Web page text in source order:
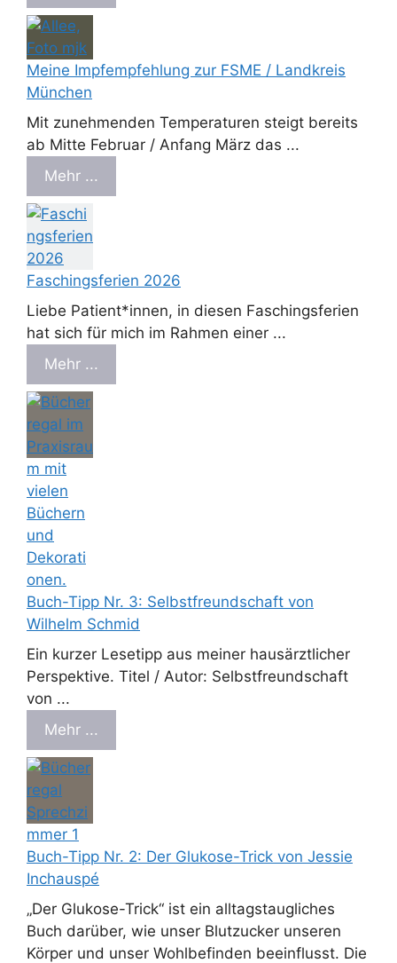
Meine Impfempfehlung zur FSME / Landkreis
München
Mit zunehmenden Temperaturen steigt bereits
ab Mitte Februar / Anfang März das ...
Mehr ...
Faschingsferien 2026
Liebe Patient*innen, in diesen Faschingsferien
hat sich für mich im Rahmen einer ...
Mehr ...
Buch-Tipp Nr. 3: Selbstfreundschaft von
Wilhelm Schmid
Ein kurzer Lesetipp aus meiner hausärztlicher
Perspektive. Titel / Autor: Selbstfreundschaft
von ...
Mehr ...
Buch-Tipp Nr. 2: Der Glukose-Trick von Jessie
Inchauspé
„Der Glukose-Trick“ ist ein alltagstaugliches
Buch darüber, wie unser Blutzucker unseren
Körper und unser Wohlbefinden beeinflusst. Die